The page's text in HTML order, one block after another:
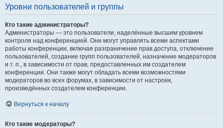
Уровни пользователей и группы
Кто такие администраторы?
Администраторы — это пользователи, наделённые высшим уровнем
контроля над конференцией. Они могут управлять всеми аспектами
работы конференции, включая разграничение прав доступа, отключение
пользователей, создание групп пользователей, назначение модераторов
и т. п., в зависимости от прав, предоставленных им создателем
конференции. Они также могут обладать всеми возможностями
модераторов во всех форумах, в зависимости от настроек,
произведённых создателем конференции.
Вернуться к началу
Кто такие модераторы?